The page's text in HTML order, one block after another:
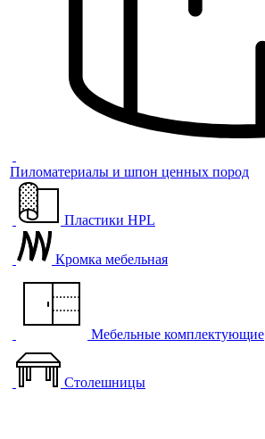
Пиломатериалы и шпон ценных пород
Пластики HPL
Кромка мебельная
Мебельные комплектующие
Столешницы